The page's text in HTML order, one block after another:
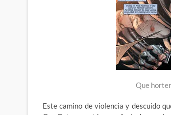
Que
Este camino de violencia y descuido